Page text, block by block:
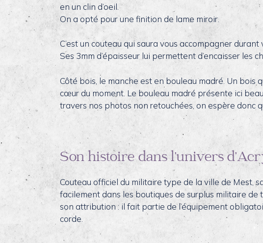
en un clin d’oeil.
On a opté pour une finition de lame miroir.
C’est un couteau qui saura vous accompagner
Ses 3mm d’épaisseur lui permettent d’encaisser les
Côté bois, le manche est en bouleau madré. Un
cœur du moment. Le bouleau madré présente ici
travers nos photos non retouchées, on espère donc
Son histoire dans l’univers
Couteau officiel du militaire type de la ville de Mest,
facilement dans les boutiques de surplus militaire de
son attribution : il fait partie de l’équipement
corde.